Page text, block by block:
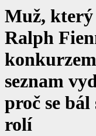
Muž, který
Ralph
seznam
proč se
rolí